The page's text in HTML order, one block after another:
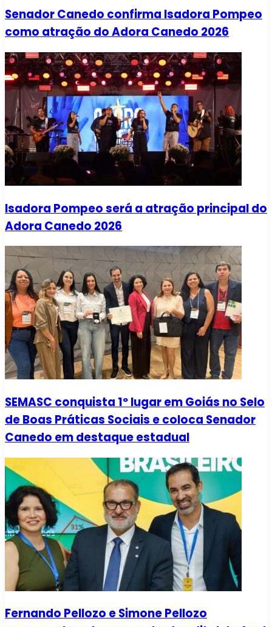
Senador Canedo confirma Isadora Pompeo
como atração do Adora Canedo 2026
Isadora Pompeo será a atração principal do
Adora Canedo 2026
SEMASC conquista 1º lugar em Goiás no Selo
de Boas Práticas Sociais e coloca Senador
Canedo em destaque estadual
Fernando Pellozo e Simone Pellozo